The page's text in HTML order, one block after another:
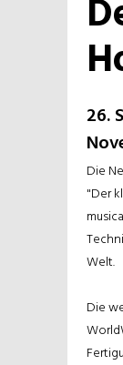
26.
Die
"Der
Welt.
Die